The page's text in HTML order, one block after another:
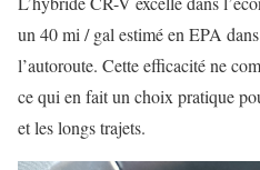
un 40 mi / gal estimé en EPA
l’autoroute. Cette efficacité ne
ce qui en fait un choix pratique
et les longs trajets.